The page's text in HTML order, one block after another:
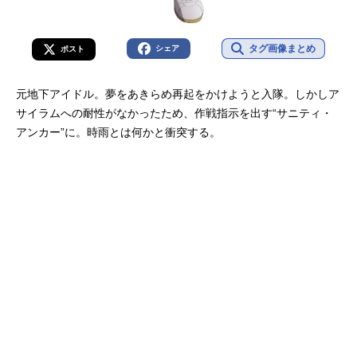
ポスト シェア タグ画像まとめ
元地下アイドル。夢をあきらめ再起をかけようと入隊。しかしア
サイラムへの耐性がなかったため、作戦指示を出す“サニティ・
アンカー”に。時雨とは何かと衝突する。